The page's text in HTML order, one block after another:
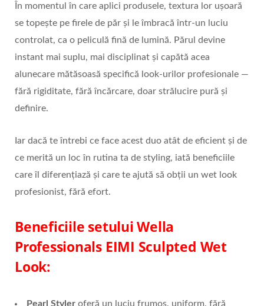
În momentul în care aplici produsele, textura lor ușoară
se topește pe firele de păr și le îmbracă într-un luciu
controlat, ca o peliculă fină de lumină. Părul devine
instant mai suplu, mai disciplinat și capătă acea
alunecare mătăsoasă specifică look-urilor profesionale —
fără rigiditate, fără încărcare, doar strălucire pură și
definire.
Iar dacă te întrebi ce face acest duo atât de eficient și de
ce merită un loc în rutina ta de styling, iată beneficiile
care îl diferențiază și care te ajută să obții un wet look
profesionist, fără efort.
Beneficiile setului Wella
Professionals EIMI Sculpted Wet
Look:
Pearl Styler oferă un luciu frumos, uniform, fără